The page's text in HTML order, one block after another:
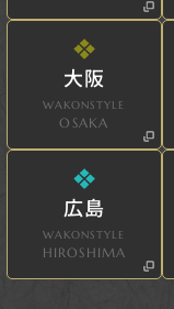
大阪
WAKONSTYLE
OSAKA
広島
WAKONSTYLE
HIROSHIMA